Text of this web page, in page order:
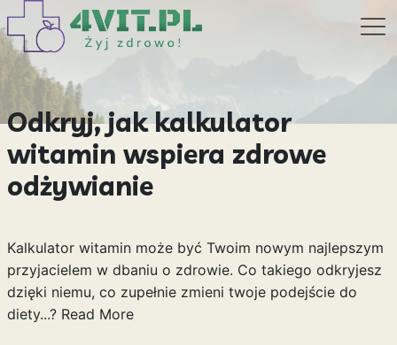
Odkryj, jak kalkulator
witamin wspiera zdrowe
odżywianie
Kalkulator witamin może być Twoim nowym najlepszym
przyjacielem w dbaniu o zdrowie. Co takiego odkryjesz
dzięki niemu, co zupełnie zmieni twoje podejście do
diety...? Read More